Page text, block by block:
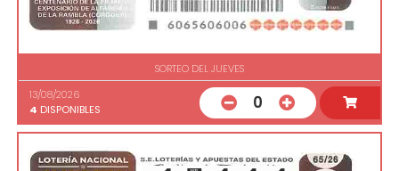
SORTEO DEL JUEVES
13/08/2026
4 DISPONIBLES 0